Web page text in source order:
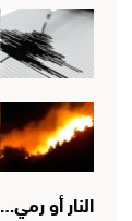
النار أو رمي…